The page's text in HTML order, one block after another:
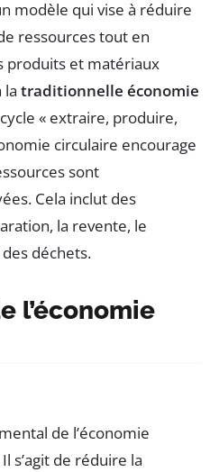
modèle qui vise à réduire
ressources tout en
produits et matériaux
la traditionnelle économie
« extraire, produire,
circulaire encourage
sont
Cela inclut des
la revente, le
déchets.
l’économie
de l’économie
Il s’agit de réduire la